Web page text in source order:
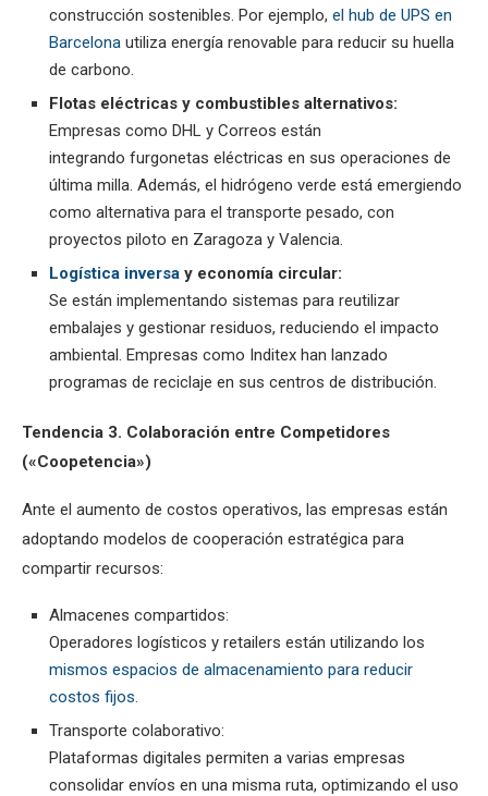
construcción sostenibles. Por ejemplo, el hub de UPS en
Barcelona utiliza energía renovable para reducir su huella
de carbono.
Flotas eléctricas y combustibles alternativos:
Empresas como DHL y Correos están
integrando furgonetas eléctricas en sus operaciones de
última milla. Además, el hidrógeno verde está emergiendo
como alternativa para el transporte pesado, con
proyectos piloto en Zaragoza y Valencia.
Logística inversa y economía circular:
Se están implementando sistemas para reutilizar
embalajes y gestionar residuos, reduciendo el impacto
ambiental. Empresas como Inditex han lanzado
programas de reciclaje en sus centros de distribución.
Tendencia 3. Colaboración entre Competidores
(«Coopetencia»)
Ante el aumento de costos operativos, las empresas están
adoptando modelos de cooperación estratégica para
compartir recursos:
Almacenes compartidos:
Operadores logísticos y retailers están utilizando los
mismos espacios de almacenamiento para reducir
costos fijos.
Transporte colaborativo:
Plataformas digitales permiten a varias empresas
consolidar envíos en una misma ruta, optimizando el uso